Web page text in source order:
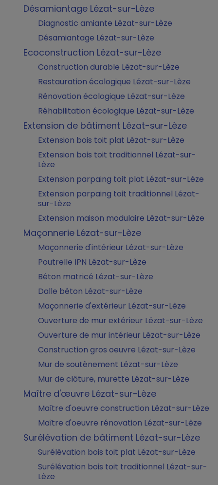
Désamiantage Lézat-sur-Lèze
Diagnostic amiante Lézat-sur-Lèze
Désamiantage Lézat-sur-Lèze
Ecoconstruction Lézat-sur-Lèze
Construction durable Lézat-sur-Lèze
Restauration écologique Lézat-sur-Lèze
Rénovation écologique Lézat-sur-Lèze
Réhabilitation écologique Lézat-sur-Lèze
Extension de bâtiment Lézat-sur-Lèze
Extension bois toit plat Lézat-sur-Lèze
Extension bois toit traditionnel Lézat-sur-
Lèze
Extension parpaing toit plat Lézat-sur-Lèze
Extension parpaing toit traditionnel Lézat-
sur-Lèze
Extension maison modulaire Lézat-sur-Lèze
Maçonnerie Lézat-sur-Lèze
Maçonnerie d'intérieur Lézat-sur-Lèze
Poutrelle IPN Lézat-sur-Lèze
Béton matricé Lézat-sur-Lèze
Dalle béton Lézat-sur-Lèze
Maçonnerie d'extérieur Lézat-sur-Lèze
Ouverture de mur extérieur Lézat-sur-Lèze
Ouverture de mur intérieur Lézat-sur-Lèze
Construction gros oeuvre Lézat-sur-Lèze
Mur de soutènement Lézat-sur-Lèze
Mur de clôture, murette Lézat-sur-Lèze
Maître d'œuvre Lézat-sur-Lèze
Maître d'oeuvre construction Lézat-sur-Lèze
Maître d'oeuvre rénovation Lézat-sur-Lèze
Surélévation de bâtiment Lézat-sur-Lèze
Surélévation bois toit plat Lézat-sur-Lèze
Surélévation bois toit traditionnel Lézat-sur-
Lèze